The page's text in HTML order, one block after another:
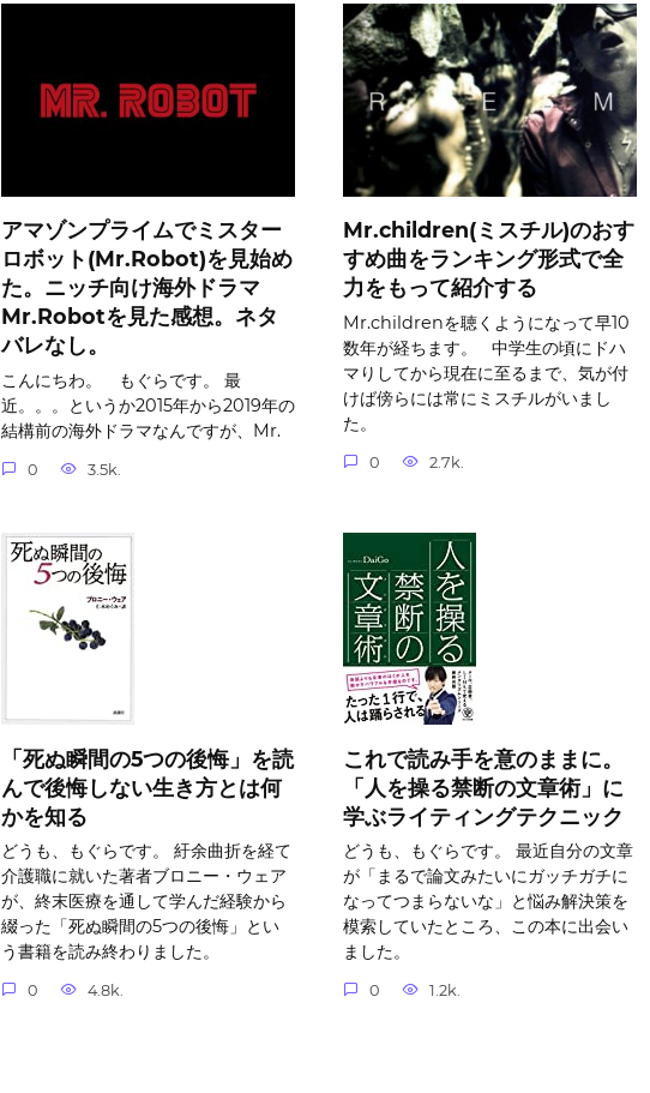
アマゾンプライムでミスター
ロボット(Mr.Robot)を見始め
た。ニッチ向け海外ドラマ
Mr.Robotを見た感想。ネタ
バレなし。
こんにちわ。 もぐらです。 最
近。。。というか2015年から2019年の
結構前の海外ドラマなんですが、Mr.
0 3.5k.
Mr.children(ミスチル)のおす
すめ曲をランキング形式で全
力をもって紹介する
Mr.childrenを聴くようになって早10
数年が経ちます。 中学生の頃にドハ
マりしてから現在に至るまで、気が付
けば傍らには常にミスチルがいまし
た。
0 2.7k.
「死ぬ瞬間の5つの後悔」を読
んで後悔しない生き方とは何
かを知る
どうも、もぐらです。 紆余曲折を経て
介護職に就いた著者ブロニー・ウェア
が、終末医療を通して学んだ経験から
綴った「死ぬ瞬間の5つの後悔」とい
う書籍を読み終わりました。
0 4.8k.
これで読み手を意のままに。
「人を操る禁断の文章術」に
学ぶライティングテクニック
どうも、もぐらです。 最近自分の文章
が「まるで論文みたいにガッチガチに
なってつまらないな」と悩み解決策を
模索していたところ、この本に出会い
ました。
0 1.2k.